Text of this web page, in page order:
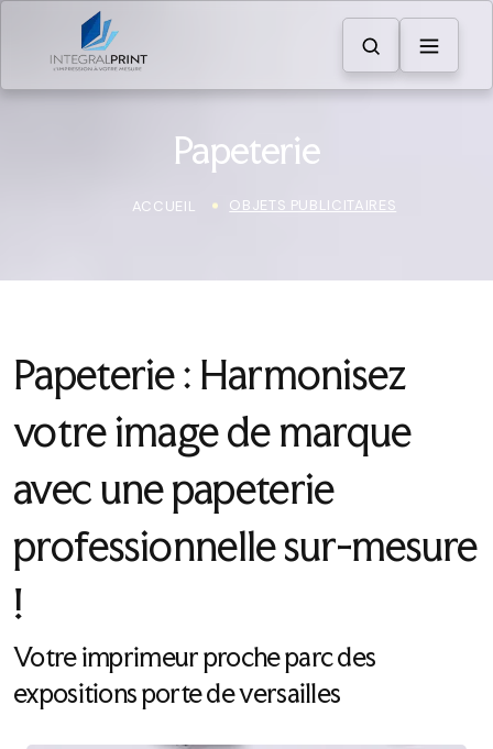
Papeterie
ACCUEIL OBJETS PUBLICITAIRES
Papeterie : Harmonisez
votre image de marque
avec une papeterie
professionnelle sur-mesure
!
Votre imprimeur proche parc des
expositions porte de versailles